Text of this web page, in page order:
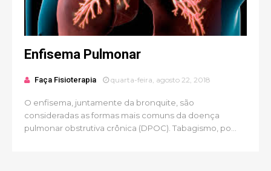
Enfisema Pulmonar
Faça Fisioterapia quarta-feira, agosto 22, 2018
O enfisema, juntamente da bronquite, são
consideradas as formas mais comuns da doença
pulmonar obstrutiva crônica (DPOC). Tabagismo, po...